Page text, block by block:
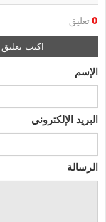
0 تعليق
اكتب تعليق
الإسم
البريد الإلكتروني
الرسالة